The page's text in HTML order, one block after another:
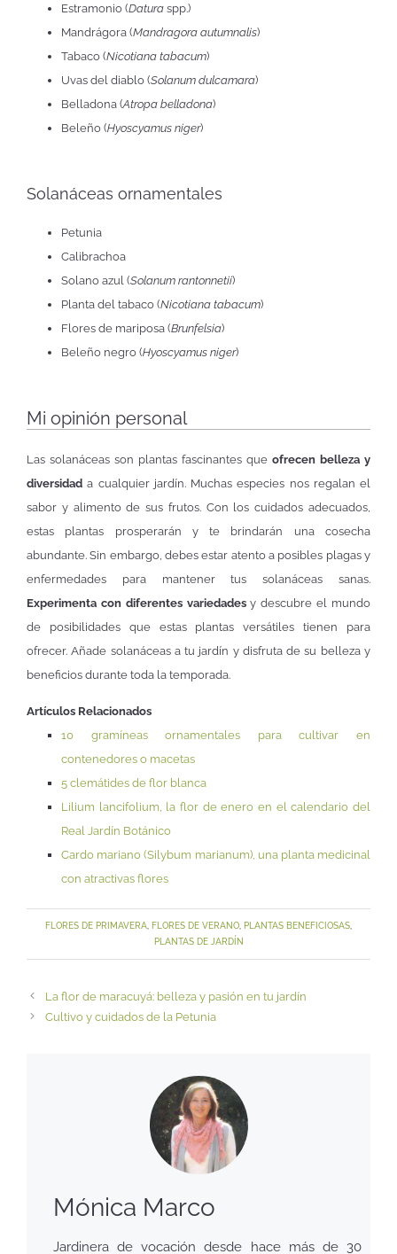
Estramonio (Datura spp.)
Mandrágora (Mandragora autumnalis)
Tabaco (Nicotiana tabacum)
Uvas del diablo (Solanum dulcamara)
Belladona (Atropa belladona)
Beleño (Hyoscyamus niger)
Solanáceas ornamentales
Petunia
Calibrachoa
Solano azul (Solanum rantonnetii)
Planta del tabaco (Nicotiana tabacum)
Flores de mariposa (Brunfelsia)
Beleño negro (Hyoscyamus niger)
Mi opinión personal
Las solanáceas son plantas fascinantes que ofrecen belleza y
diversidad a cualquier jardín. Muchas especies nos regalan el
sabor y alimento de sus frutos. Con los cuidados adecuados,
estas plantas prosperarán y te brindarán una cosecha
abundante. Sin embargo, debes estar atento a posibles plagas y
enfermedades para mantener tus solanáceas sanas.
Experimenta con diferentes variedadesy descubre el mundo
de posibilidades que estas plantas versátiles tienen para
ofrecer. Añade solanáceas a tu jardín y disfruta de su belleza y
beneficios durante toda la temporada.
Artículos Relacionados
10 gramíneas ornamentales para cultivar en
contenedores o macetas
5 clemátides de flor blanca
Lilium lancifolium, la flor de enero en el calendario del
Real Jardín Botánico
Cardo mariano (Silybum marianum), una planta medicinal
con atractivas flores
FLORES DE PRIMAVERA FLORES DE VERANO PLANTAS BENEFICIOSAS
PLANTAS DE JARDÍN
La flor de maracuyá: belleza y pasión en tu jardín
Cultivo y cuidados de la Petunia
Mónica Marco
Jardinera de vocación desde hace más de 30